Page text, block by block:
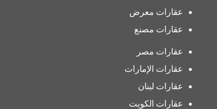
عقارات معرض
عقارات مصنع
عقارات مصر
عقارات الإمارات
عقارات لبنان
عقارات الكويت